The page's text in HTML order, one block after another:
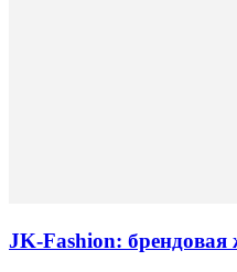
JK-Fashion: брендовая